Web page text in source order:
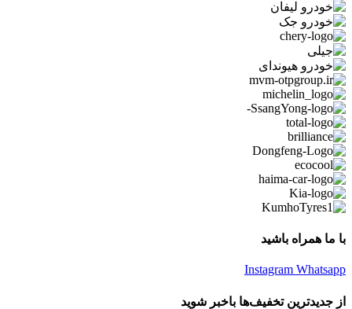
با ما همراه باشید
Instagram Whatsapp
از جدیدترین تخفیف‌ها باخبر شوید